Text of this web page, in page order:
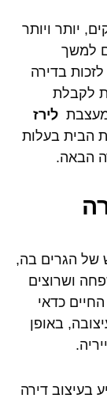
יותר ויותר
למשך
בדירה
לקבלת
לירז
הבית בעלות
הבאה.
של הגרים בה,
ושרוצים
כדאי
באופן
בעיצוב דירה